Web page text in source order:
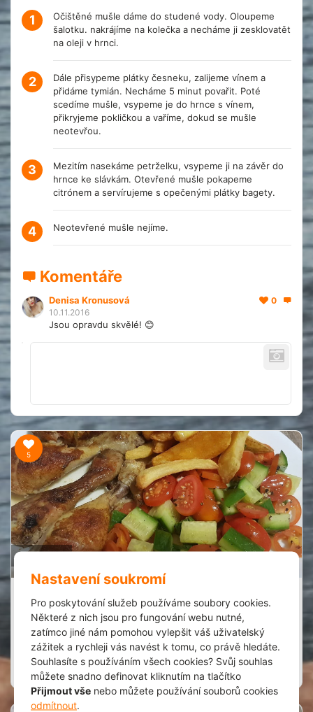
Nastavení soukromí
Pro poskytování služeb používáme soubory cookies.
Některé z nich jsou pro fungování webu nutné,
zatímco jiné nám pomohou vylepšit váš uživatelský
zážitek a rychleji vás navést k tomu, co právě hledáte.
Souhlasíte s používáním všech cookies? Svůj souhlas
můžete snadno definovat kliknutím na tlačítko
Přijmout vše nebo můžete používání souborů cookies
odmítnout.
1
Očištěné mušle dáme do studené vody. Oloupeme
šalotku. nakrájíme na kolečka a necháme ji zesklovatět
na oleji v hrnci.
2
Dále přisypeme plátky česneku, zalijeme vínem a
přidáme tymián. Necháme 5 minut povařit. Poté
scedíme mušle, vsypeme je do hrnce s vínem,
přikryjeme pokličkou a vaříme, dokud se mušle
neotevřou.
3
Mezitím nasekáme petrželku, vsypeme ji na závěr do
hrnce ke slávkám. Otevřené mušle pokapeme
citrónem a servírujeme s opečenými plátky bagety.
4 Neotevřené mušle nejíme.
Komentáře
0
Denisa Kronusová
10.11.2016
Jsou opravdu skvělé! 😊
80 min.
5
Denisa Kronusová
24.1.2022
Extrémně jednoduchý a rychlý!
Zobrazit recept Spork it